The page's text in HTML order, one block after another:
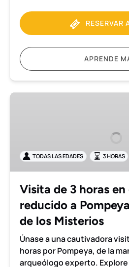
RESERVAR
APRENDE
Visita
grupo
reducido
Pompeya
con
Villa
los
Misterios
TODAS LAS EDADES 3 HORAS
Visita de 3 horas
reducido a
de los Misterios
Únase a una cautivadora
horas por Pompeya, de la
arqueólogo experto.